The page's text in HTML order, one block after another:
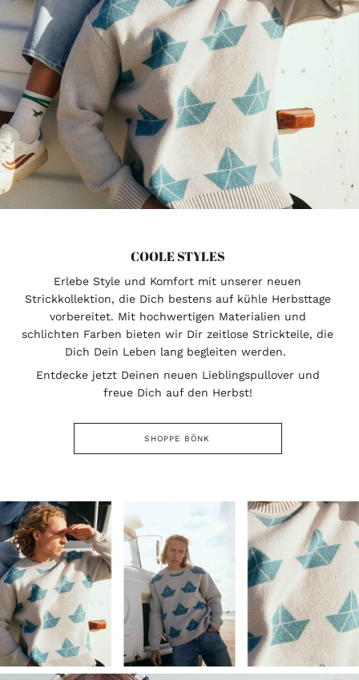
COOLE STYLES
Erlebe Style und Komfort mit unserer neuen
Strickkollektion, die Dich bestens auf kühle Herbsttage
vorbereitet. Mit hochwertigen Materialien und
schlichten Farben bieten wir Dir zeitlose Strickteile, die
Dich Dein Leben lang begleiten werden.
Entdecke jetzt Deinen neuen Lieblingspullover und
freue Dich auf den Herbst!
SHOPPE BÖNK